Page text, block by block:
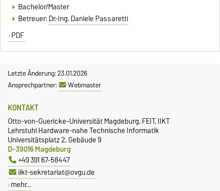
Bachelor/Master
Betreuer:Dr.-Ing. Daniele Passaretti
PDF
Letzte Änderung: 23.01.2026
Ansprechpartner:
Webmaster
KONTAKT
Otto-von-Guericke-Universität Magdeburg, FEIT, IIKT
Lehrstuhl Hardware-nahe Technische Informatik
Universitätsplatz 2, Gebäude 9
D-39016 Magdeburg
+49 391 67-58447
iikt-sekretariat@ovgu.de
mehr…